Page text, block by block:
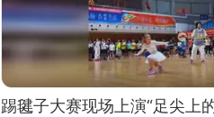
踢毽子大赛现场上演“足尖上